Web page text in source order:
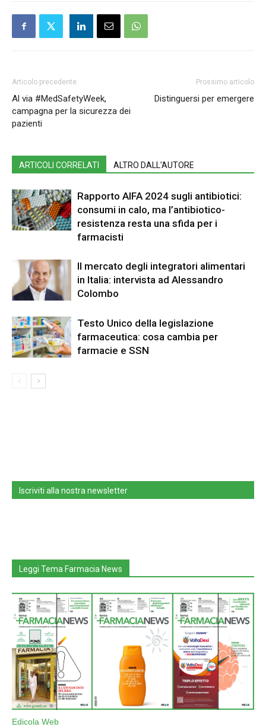
Articolo precedente
Al via #MedSafetyWeek,
campagna per la sicurezza dei
pazienti
Prossimo articolo
Distinguersi per emergere
ARTICOLI CORRELATI ALTRO DALL'AUTORE
Rapporto AIFA 2024 sugli antibiotici:
consumi in calo, ma l’antibiotico-
resistenza resta una sfida per i
farmacisti
Il mercato degli integratori alimentari
in Italia: intervista ad Alessandro
Colombo
Testo Unico della legislazione
farmaceutica: cosa cambia per
farmacie e SSN
Iscriviti alla nostra newsletter
Leggi Tema Farmacia News
Edicola Web